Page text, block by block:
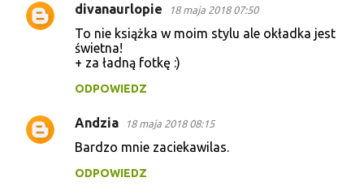
divanaurlopie 18 maja 2018 07:50
To nie książka w moim stylu ale okładka jest
świetna!
+ za ładną fotkę :)
ODPOWIEDZ
Andzia 18 maja 2018 08:15
Bardzo mnie zaciekawilas.
ODPOWIEDZ